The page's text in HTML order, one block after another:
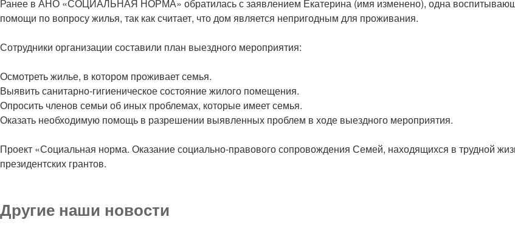
Ранее в АНО «СОЦИАЛЬНАЯ НОРМА» обратилась с заявлением Екатерина (имя изменено), одна
помощи по вопросу жилья, так как считает, что дом является непригодным для проживания.
Сотрудники организации составили план выездного мероприятия:
Осмотреть жилье, в котором проживает семья.
Выявить санитарно-гигиеническое состояние жилого помещения.
Опросить членов семьи об иных проблемах, которые имеет семья.
Оказать необходимую помощь в разрешении выявленных проблем в ходе выездного мероприятия.
Проект «Социальная норма. Оказание социально-правового сопровождения Семей, находящихся в трудной
президентских грантов.
Другие наши новости